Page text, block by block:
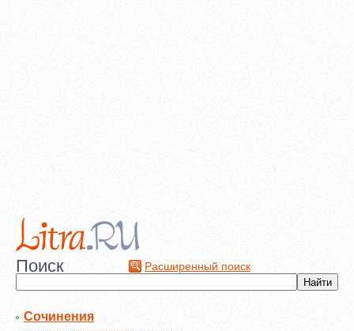
Поиск Расширенный поиск
Сочинения